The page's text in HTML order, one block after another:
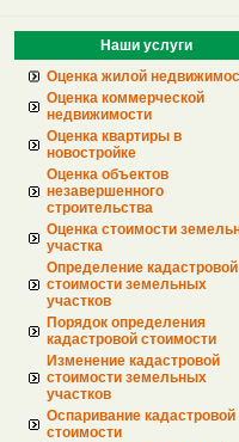
Наши услуги
Оценка жилой
Оценка коммерческой
недвижимости
Оценка квартиры в
новостройке
Оценка объектов
незавершенного
строительства
Оценка стоимости
участка
Определение кадастровой
стоимости земельных
участков
Порядок определения
кадастровой стоимости
Изменение кадастровой
стоимости земельных
участков
Оспаривание кадастровой
стоимости